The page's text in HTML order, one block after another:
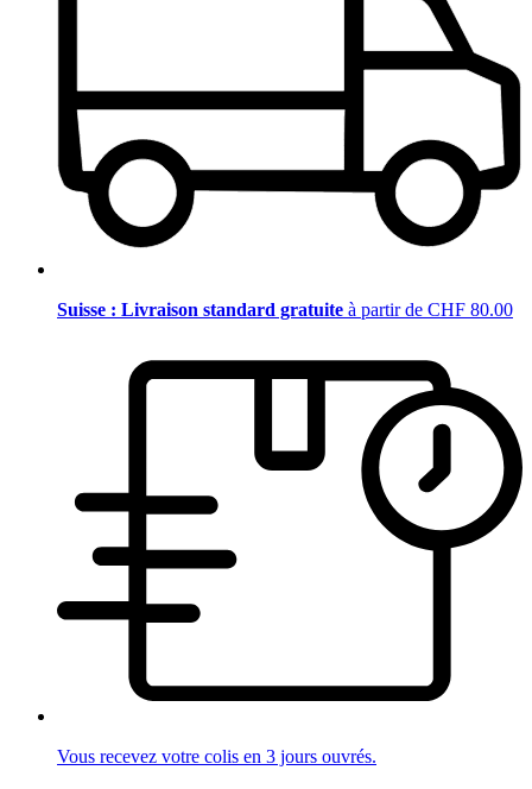
Suisse : Livraison standard gratuite à partir de CHF 80.00
Vous recevez votre colis en 3 jours ouvrés.